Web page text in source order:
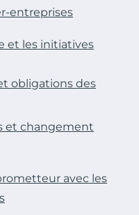
entreprises
et les initiatives
obligations des
et changement
avec les